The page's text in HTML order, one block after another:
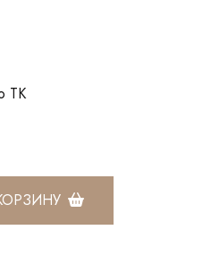
ТК